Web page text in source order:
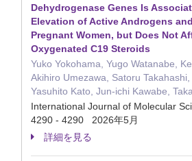
Dehydrogenase Genes Is
Elevation of Active Androgens
Pregnant Women, but Does Not
Oxygenated C19 Steroids
Yuko Yokohama, Yugo Watanabe,
Akihiro Umezawa, Satoru Takahashi,
Yasuhito Kato, Jun-ichi Kawabe,
International Journal of Molecular
4290 - 4290 2026年5月
詳細を見る